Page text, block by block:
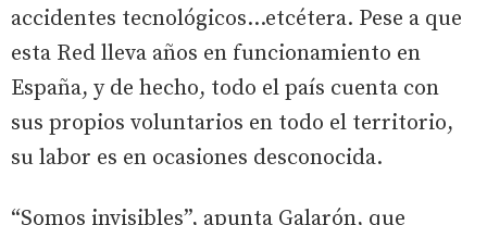
accidentes tecnológicos...etcétera. Pese a que
esta Red lleva años en funcionamiento en
España, y de hecho, todo el país cuenta con
sus propios voluntarios en todo el territorio,
su labor es en ocasiones desconocida.
“Somos invisibles”, apunta Galarón, que